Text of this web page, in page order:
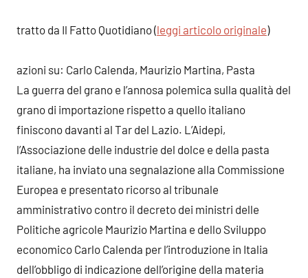
tratto da Il Fatto Quotidiano (leggi articolo originale)
azioni su: Carlo Calenda, Maurizio Martina, Pasta
La guerra del grano e l’annosa polemica sulla qualità del
grano di importazione rispetto a quello italiano
finiscono davanti al Tar del Lazio. L’Aidepi,
l’Associazione delle industrie del dolce e della pasta
italiane, ha inviato una segnalazione alla Commissione
Europea e presentato ricorso al tribunale
amministrativo contro il decreto dei ministri delle
Politiche agricole Maurizio Martina e dello Sviluppo
economico Carlo Calenda per l’introduzione in Italia
dell’obbligo di indicazione dell’origine della materia